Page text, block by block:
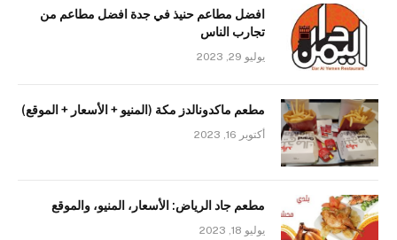
افضل مطاعم حنيذ في جدة افضل مطاعم من
تجارب الناس
يوليو 29, 2023
مطعم ماكدونالدز مكة (المنيو + الأسعار + الموقع)
أكتوبر 16, 2023
مطعم جاد الرياض: الأسعار، المنيو، والموقع
يوليو 18, 2023